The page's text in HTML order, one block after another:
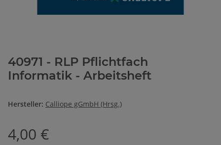
40971 - RLP Pflichtfach
Informatik - Arbeitsheft
Hersteller: Calliope gGmbH (Hrsg.)
4,00 €